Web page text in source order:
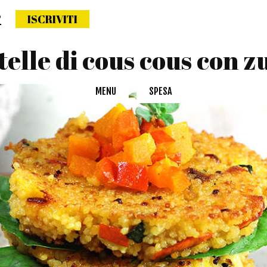
naturale
ISCRIVITI
di cous cous con
MENU SPESA